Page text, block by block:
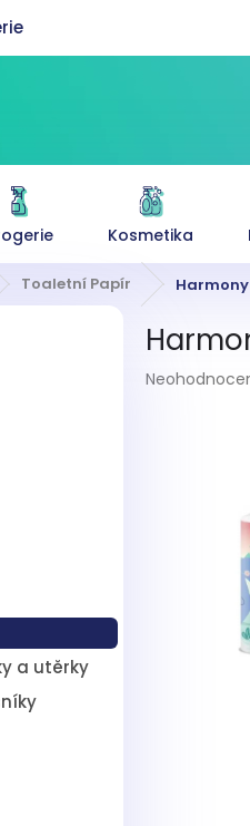
Kosmetika
Toaletní Papír Harmony
a utěrky
Průměrné